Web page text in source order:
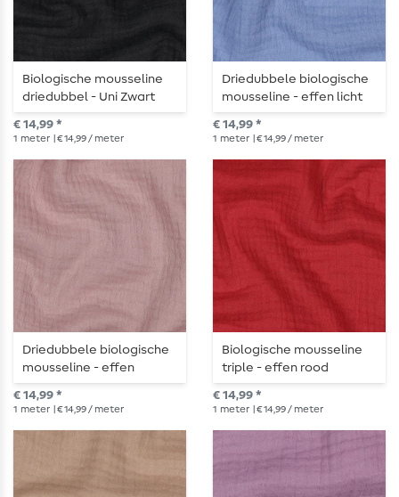
Biologische mousseline
driedubbel - Uni Zwart
€ 14,99 *
1 meter | € 14,99 / meter
Driedubbele biologische
mousseline - effen licht
denimblauw
€ 14,99 *
1 meter | € 14,99 / meter
Driedubbele biologische
mousseline - effen
donkerroze
€ 14,99 *
1 meter | € 14,99 / meter
Biologische mousseline
triple - effen rood
€ 14,99 *
1 meter | € 14,99 / meter